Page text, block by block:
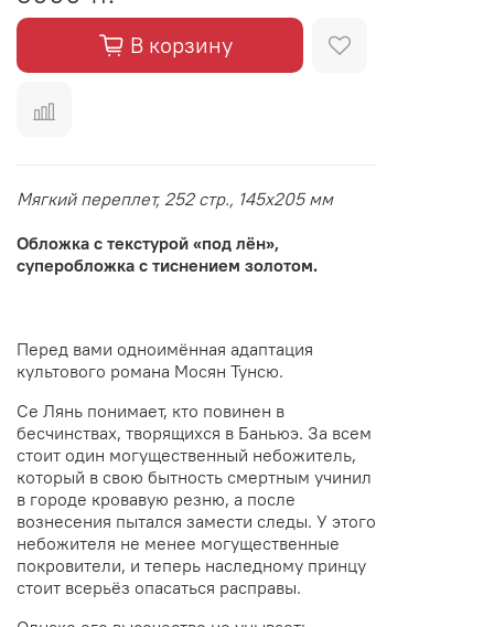
В корзину
Мягкий переплет, 252 стр., 145x205 мм
Обложка с текстурой «под лён»,
суперобложка с тиснением золотом.
Перед вами одноимённая адаптация
культового романа Мосян Тунсю.
Се Лянь понимает, кто повинен в
бесчинствах, творящихся в Баньюэ. За всем
стоит один могущественный небожитель,
который в свою бытность смертным учинил
в городе кровавую резню, а после
вознесения пытался замести следы. У этого
небожителя не менее могущественные
покровители, и теперь наследному принцу
стоит всерьёз опасаться расправы.